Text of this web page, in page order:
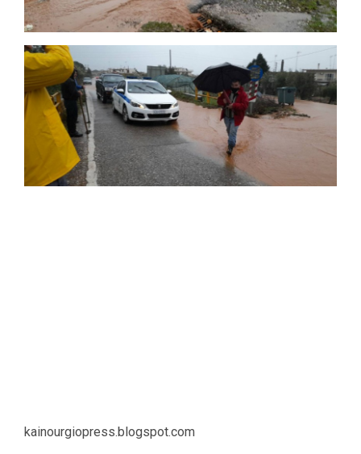
kainourgiopress.blogspot.com